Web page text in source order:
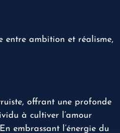
entre ambition et réalisme,
offrant une profonde
à cultiver l’amour
embrassant l’énergie du